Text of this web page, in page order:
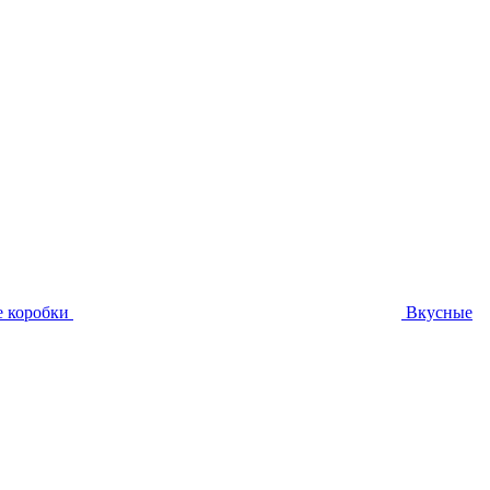
коробки Вкусные